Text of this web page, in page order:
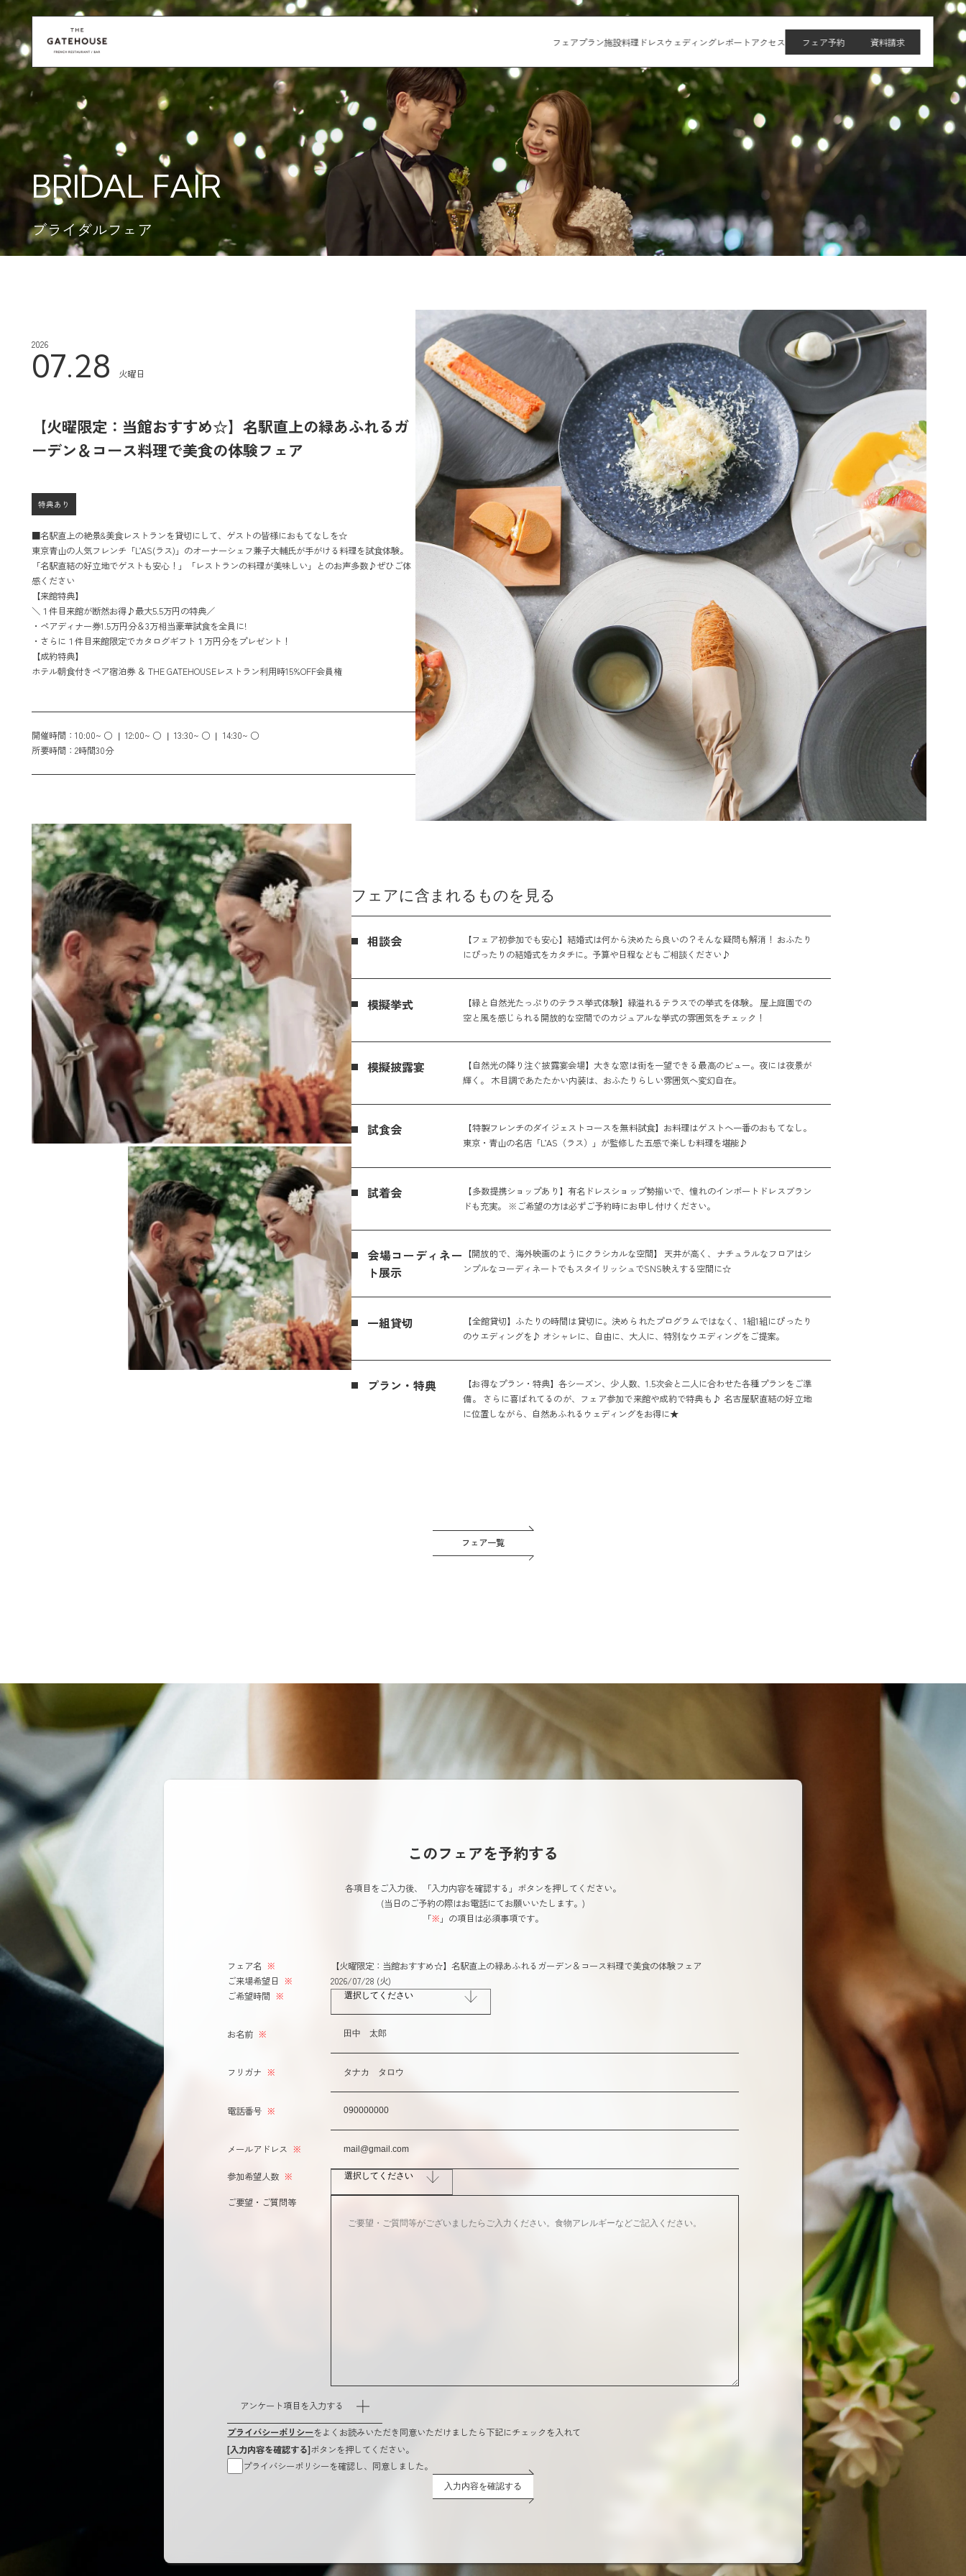
フェアプラン施設料理 ドレスウェディングレポートアクセス フェア予約 資料請求
BRIDAL FAIR
ブライダルフェア
2026
07.28 火曜日
【火曜限定：当館おすすめ☆】名駅直上の緑あふれるガ
ーデン＆コース料理で美食の体験フェア
特典あり
■名駅直上の絶景&美食レストランを貸切にして、ゲストの皆様におもてなしを☆
東京青山の人気フレンチ「L’AS(ラス)」のオーナーシェフ兼子大輔氏が手がける料理を試食体験。
「名駅直結の好立地でゲストも安心！」「レストランの料理が美味しい」とのお声多数♪ぜひご体
感ください
【来館特典】
＼１件目来館が断然お得♪最大5.5万円の特典／
・ペアディナー券1.5万円分＆3万相当豪華試食を全員に!
・さらに１件目来館限定でカタログギフト１万円分をプレゼント！
【成約特典】
ホテル朝食付きペア宿泊券 ＆ THE GATEHOUSEレストラン利用時15%OFF会員権
開催時間：10:00~ ○ 12:00~ ○ 13:30~ ○
14:30~ ○
所要時間：2時間30分
フェアに含まれるものを見る
相談会
【フェア初参加でも安心】結婚式は何から決めたら良いの？そんな疑問も解消！ おふたり
にぴったりの結婚式をカタチに。予算や日程などもご相談ください♪
模擬挙式
【緑と自然光たっぷりのテラス挙式体験】緑溢れるテラスでの挙式を体験。 屋上庭園での
空と風を感じられる開放的な空間でのカジュアルな挙式の雰囲気をチェック！
模擬披露宴
【自然光の降り注ぐ披露宴会場】大きな窓は街を一望できる最高のビュー。夜には夜景が
輝く。 木目調であたたかい内装は、おふたりらしい雰囲気へ変幻自在。
試食会
【特製フレンチのダイジェストコースを無料試食】お料理はゲストへ一番のおもてなし。
東京・青山の名店「L’AS（ラス）」が監修した五感で楽しむ料理を堪能♪
試着会
【多数提携ショップあり】有名ドレスショップ勢揃いで、憧れのインポートドレスブラン
ドも充実。 ※ご希望の方は必ずご予約時にお申し付けください。
会場コーディネー
ト展示
【開放的で、海外映画のようにクラシカルな空間】 天井が高く、ナチュラルなフロアはシ
ンプルなコーディネートでもスタイリッシュでSNS映えする空間に☆
一組貸切
【全館貸切】ふたりの時間は貸切に。決められたプログラムではなく、1組1組にぴったり
のウエディングを♪ オシャレに、自由に、大人に、特別なウエディングをご提案。
プラン・特典
【お得なプラン・特典】各シーズン、少人数、1.5次会と二人に合わせた各種プランをご準
備。 さらに喜ばれてるのが、フェア参加で来館や成約で特典も♪ 名古屋駅直結の好立地
に位置しながら、自然あふれるウェディングをお得に★
フェア一覧
このフェアを予約する
各項目をご入力後、「入力内容を確認する」ボタンを押してください。
(当日のご予約の際はお電話にてお願いいたします。)
「※ 」の項目は必須事項です。
フェア名 ※
【火曜限定：当館おすすめ☆】名駅直上の緑あふれるガーデン＆コース料理で美食の体験フェア
ご来場希望日 ※
2026/07/28 (火)
ご希望時間 ※
お名前 ※
フリガナ ※
電話番号 ※
メールアドレス ※
参加希望人数 ※
ご要望・ご質問等
アンケート項目を入力する
プライバシーポリシーをよくお読みいただき同意いただけましたら下記にチェックを入れて
[入力内容を確認する]ボタンを押してください。
プライバシーポリシーを確認し、同意しました。